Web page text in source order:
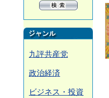
九評共産党
政治経済
ビジネス・投資